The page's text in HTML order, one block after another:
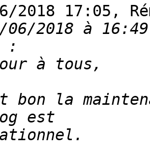
2018 17:05,
06/2018 à
bon la